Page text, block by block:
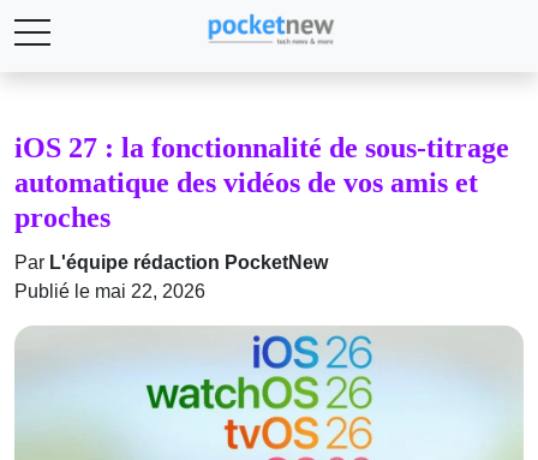
iOS 27 : la fonctionnalité de sous-titrage
automatique des vidéos de vos amis et
proches
Par L'équipe rédaction PocketNew
Publié le mai 22, 2026